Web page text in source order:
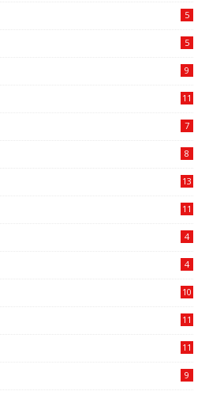
5
5
9
11
7
8
13
11
4
4
10
11
11
9